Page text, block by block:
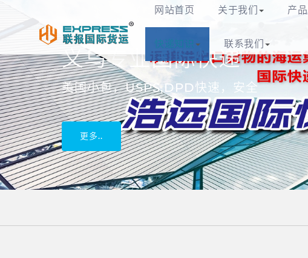
网站首页 关于我们 产
快递知识 联系我们
义乌联报国际货运代理有限
更多..